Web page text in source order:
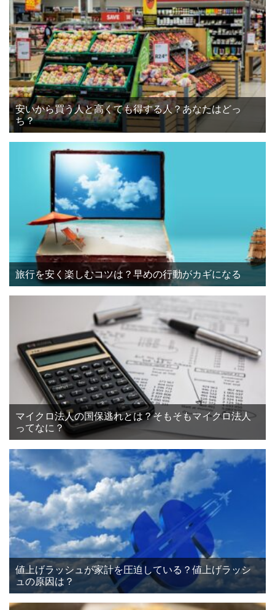
安いから買う人と高くても得する人？あなたはどっ
ち？
旅行を安く楽しむコツは？早めの行動がカギになる
マイクロ法人の国保逃れとは？そもそもマイクロ法人
ってなに？
値上げラッシュが家計を圧迫している？値上げラッシ
ュの原因は？